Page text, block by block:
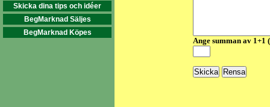
Skicka dina tips och idéer
BegMarknad Säljes
BegMarknad Köpes
Ange summan av 1+1